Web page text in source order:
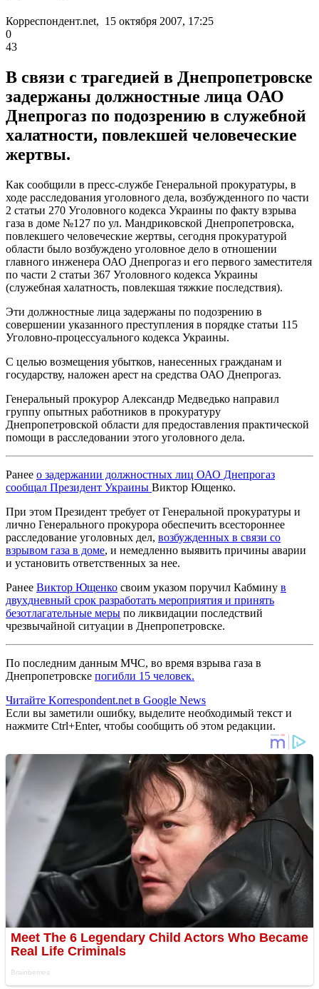
Корреспондент.net, 15 октября 2007, 17:25
0
43
В связи с трагедией в Днепропетровске
задержаны должностные лица ОАО
Днепрогаз по подозрению в служебной
халатности, повлекшей человеческие
жертвы.
Как сообщили в пресс-службе Генеральной прокуратуры, в
ходе расследования уголовного дела, возбужденного по части
2 статьи 270 Уголовного кодекса Украины по факту взрыва
газа в доме №127 по ул. Мандриковской Днепропетровска,
повлекшего человеческие жертвы, сегодня прокуратурой
области было возбуждено уголовное дело в отношении
главного инженера ОАО Днепрогаз и его первого заместителя
по части 2 статьи 367 Уголовного кодекса Украины
(служебная халатность, повлекшая тяжкие последствия).
Эти должностные лица задержаны по подозрению в
совершении указанного преступления в порядке статьи 115
Уголовно-процессуального кодекса Украины.
С целью возмещения убытков, нанесенных гражданам и
государству, наложен арест на средства ОАО Днепрогаз.
Генеральный прокурор Александр Медведько направил
группу опытных работников в прокуратуру
Днепропетровской области для предоставления практической
помощи в расследовании этого уголовного дела.
Ранее о задержании должностных лиц ОАО Днепрогаз
сообщал Президент Украины Виктор Ющенко.
При этом Президент требует от Генеральной прокуратуры и
лично Генерального прокурора обеспечить всестороннее
расследование уголовных дел, возбужденных в связи со
взрывом газа в доме, и немедленно выявить причины аварии
и установить ответственных за нее.
Ранее Виктор Ющенко своим указом поручил Кабмину в
двухдневный срок разработать мероприятия и принять
безотлагательные меры по ликвидации последствий
чрезвычайной ситуации в Днепропетровске.
По последним данным МЧС, во время взрыва газа в
Днепропетровске погибли 15 человек.
Читайте Korrespondent.net в Google News
Если вы заметили ошибку, выделите необходимый текст и
нажмите Ctrl+Enter, чтобы сообщить об этом редакции.